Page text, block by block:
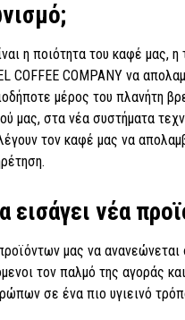
η ποιότητα του καφέ μας,
COFFEE COMPANY να
μέρος του πλανήτη
μας, στα νέα συστήματα
τον καφέ μας να
εισάγει νέα
μας να
τον παλμό της αγοράς
σε ένα πιο υγιεινό